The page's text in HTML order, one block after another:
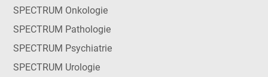
SPECTRUM Onkologie
SPECTRUM Pathologie
SPECTRUM Psychiatrie
SPECTRUM Urologie